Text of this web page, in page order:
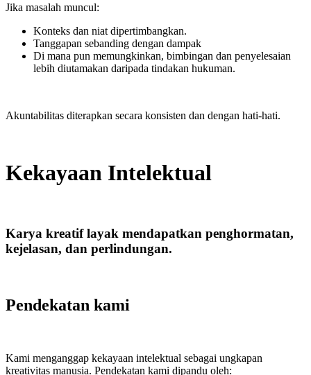
Jika masalah muncul:
Konteks dan niat dipertimbangkan.
Tanggapan sebanding dengan dampak
Di mana pun memungkinkan, bimbingan dan penyelesaian
lebih diutamakan daripada tindakan hukuman.
Akuntabilitas diterapkan secara konsisten dan dengan hati-hati.
Kekayaan Intelektual
Karya kreatif layak mendapatkan penghormatan,
kejelasan, dan perlindungan.
Pendekatan kami
Kami menganggap kekayaan intelektual sebagai ungkapan
kreativitas manusia. Pendekatan kami dipandu oleh: